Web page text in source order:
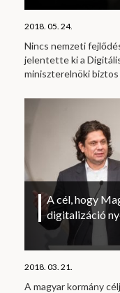
2018. 05. 24.
Nincs nemzeti
jelentette ki a
miniszterelnöki
A cél, hogy
digitalizáció
2018. 03. 21.
A magyar kormány